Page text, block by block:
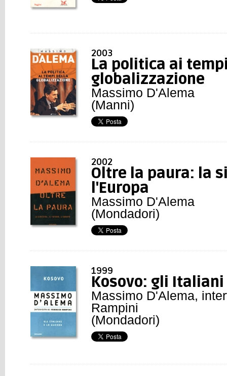
2003
La politica ai
globalizzazione
Massimo D'Alema
(Manni)
2002
Oltre la paura: la
l'Europa
Massimo D'Alema
(Mondadori)
1999
Kosovo: gli
Massimo D'Alema,
Rampini
(Mondadori)